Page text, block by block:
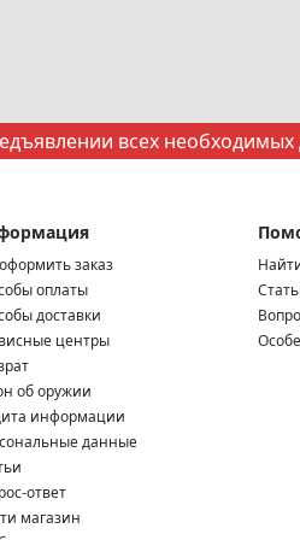
всех необходимых
заказ
оплаты
доставки
центры
об оружии
информации
данные
ответ
магазин